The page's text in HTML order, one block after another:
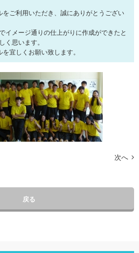
をご利用いただき、誠にありがとうござい
イメージ通りの仕上がりに作成ができたと
く思います。
宜しくお願い致します。
次へ
戻る